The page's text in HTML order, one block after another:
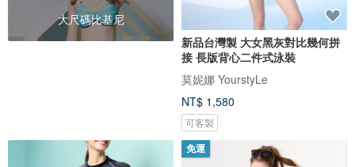
大尺碼比基尼
新品台灣製 大女黑灰對比幾何拼
接 長版背心二件式泳裝
莫妮娜 YourstyLe
NT$ 1,580
可客製
免運